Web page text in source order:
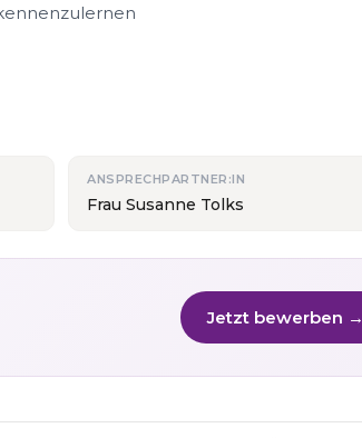
ANSPRECHPARTNER:IN
Frau Susanne Tolks
Jetzt bewerben →